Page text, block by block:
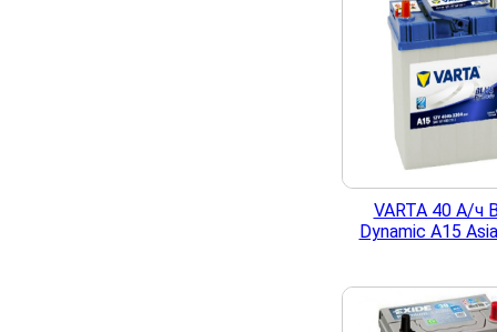
VARTA 40 А/ч
Dynamic A15